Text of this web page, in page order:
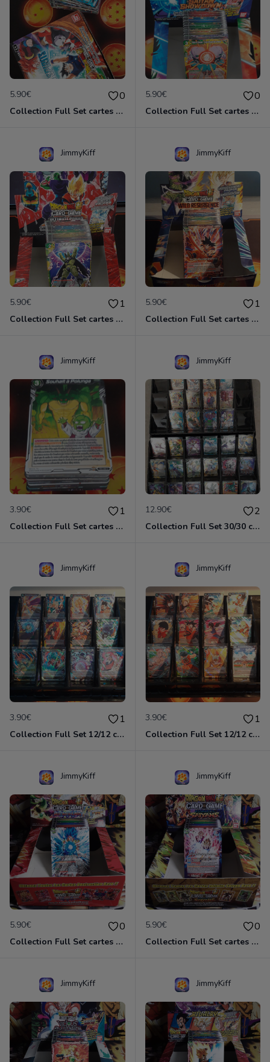
5.90€ 0
Collection Full Set cartes C/UC 98/98 BT14 Cross Spirit / Dragon Ball Super Card Game
5.90€ 0
Collection Full Set cartes C/UC 98/98 BT15 Saiyan Showdown / Dragon Ball Super Card Game
JimmyKiff
5.90€ 1
Collection Full Set cartes C/UC 98/98 BT17 Ultimate Squad / Dragon Ball Super Card Game
JimmyKiff
5.90€ 1
Collection Full Set cartes C/UC 98/98 BT21 Wild Resurgence / Dragon Ball Super Card Game
JimmyKiff
3.90€ 1
Collection Full Set cartes C/UC 48/48 TB3 Clash of Fates / Dragon Ball Super Card Game
JimmyKiff
12.90€ 2
Collection Full Set 30/30 cartes Rares BT17 Ultimate Squad / Dragon Ball Super Card Game
JimmyKiff
3.90€ 1
Collection Full Set 12/12 cartes Rares TB1 The Tournament of Power / Dragon Ball Super Card Game
JimmyKiff
3.90€ 1
Collection Full Set 12/12 cartes Rares TB2 World Martial Arts Tournament / Dragon Ball Super Card Game
JimmyKiff
5.90€ 0
Collection Full Set cartes C/UC 90/90 BT6 Destroyer Kings / Dragon Ball Super Card Game
JimmyKiff
5.90€ 0
Collection Full Set cartes C/UC 90/90 BT7 Assaut of the Saiyans / Dragon Ball Super Card Game
JimmyKiff JimmyKiff